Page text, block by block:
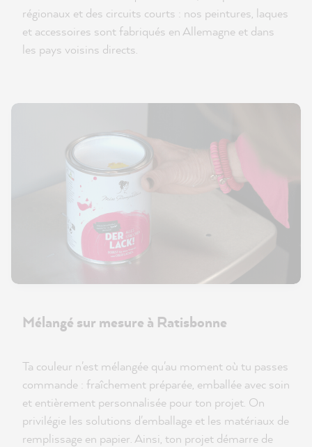
régionaux et des circuits courts : nos peintures, laques
et accessoires sont fabriqués en Allemagne et dans
les pays voisins directs.
Mélangé sur mesure à Ratisbonne
Ta couleur n'est mélangée qu'au moment où tu passes
commande : fraîchement préparée, emballée avec soin
et entièrement personnalisée pour ton projet. On
privilégie les solutions d'emballage et les matériaux de
remplissage en papier. Ainsi, ton projet démarre de